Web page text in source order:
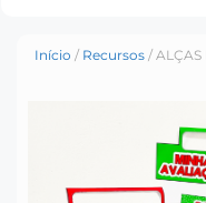
Início / Recursos / ALÇAS